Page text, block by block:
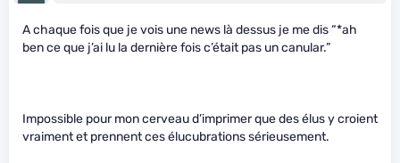
A chaque fois que je vois une news là dessus je me dis “*ah
ben ce que j’ai lu la dernière fois c’était pas un canular.”
Impossible pour mon cerveau d’imprimer que des élus y croient
vraiment et prennent ces élucubrations sérieusement.